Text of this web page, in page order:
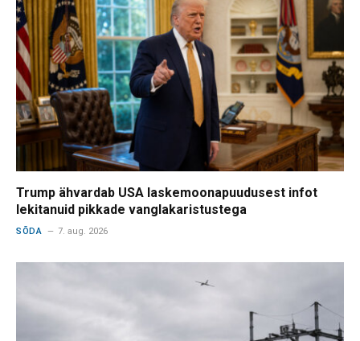
Trump ähvardab USA laskemoonapuudusest infot
lekitanuid pikkade vanglakaristustega
SÕDA 7. aug. 2026